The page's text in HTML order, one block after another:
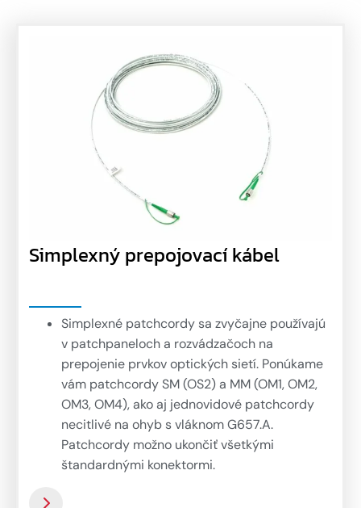
Simplexný prepojovací kábel
Simplexné patchcordy sa zvyčajne používajú
v patchpaneloch a rozvádzačoch na
prepojenie prvkov optických sietí. Ponúkame
vám patchcordy SM (OS2) a MM (OM1, OM2,
OM3, OM4), ako aj jednovidové patchcordy
necitlivé na ohyb s vláknom G657.A.
Patchcordy možno ukončiť všetkými
štandardnými konektormi.